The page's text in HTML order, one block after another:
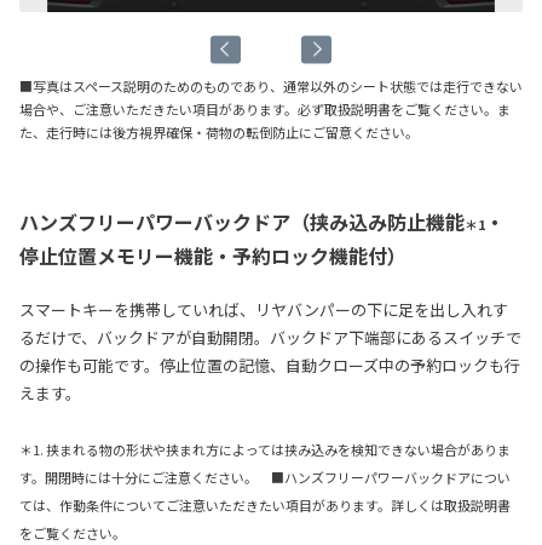
■写真はスペース説明のためのものであり、通常以外のシート状態では走行できない
場合や、ご注意いただきたい項目があります。必ず取扱説明書をご覧ください。ま
た、走行時には後方視界確保・荷物の転倒防止にご留意ください。
ハンズフリーパワーバックドア（挟み込み防止機能＊1 ・
停止位置メモリー機能・予約ロック機能付）
スマートキーを携帯していれば、リヤバンパーの下に足を出し入れす
るだけで、バックドアが自動開閉。バックドア下端部にあるスイッチで
の操作も可能です。停止位置の記憶、自動クローズ中の予約ロックも行
えます。
＊1. 挟まれる物の形状や挟まれ方によっては挟み込みを検知できない場合がありま
す。開閉時には十分にご注意ください。 ■ハンズフリーパワーバックドアについ
ては、作動条件についてご注意いただきたい項目があります。詳しくは取扱説明書
をご覧ください。